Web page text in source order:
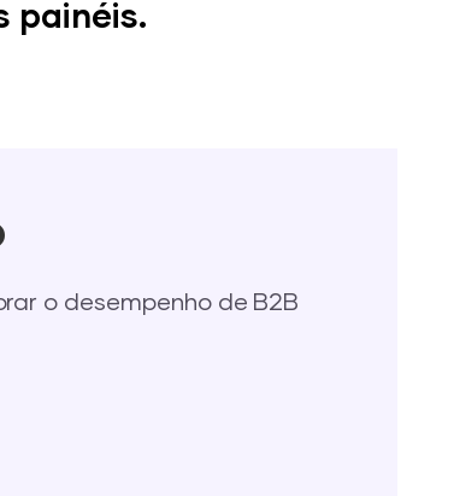
painéis.
o desempenho de B2B